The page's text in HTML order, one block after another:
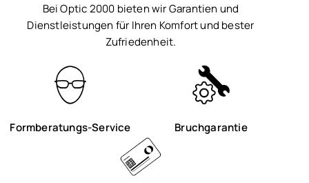
Bei Optic 2000 bieten wir Garantien und
Dienstleistungen für Ihren Komfort und bester
Zufriedenheit.
Formberatungs-Service Bruchgarantie